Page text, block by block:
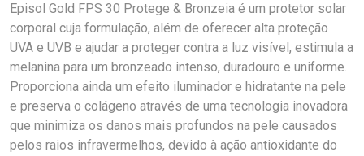
Episol Gold FPS 30 Protege & Bronzeia é um protetor solar
corporal cuja formulação, além de oferecer alta proteção
UVA e UVB e ajudar a proteger contra a luz visível, estimula a
melanina para um bronzeado intenso, duradouro e uniforme.
Proporciona ainda um efeito iluminador e hidratante na pele
e preserva o colágeno através de uma tecnologia inovadora
que minimiza os danos mais profundos na pele causados
pelos raios infravermelhos, devido à ação antioxidante do